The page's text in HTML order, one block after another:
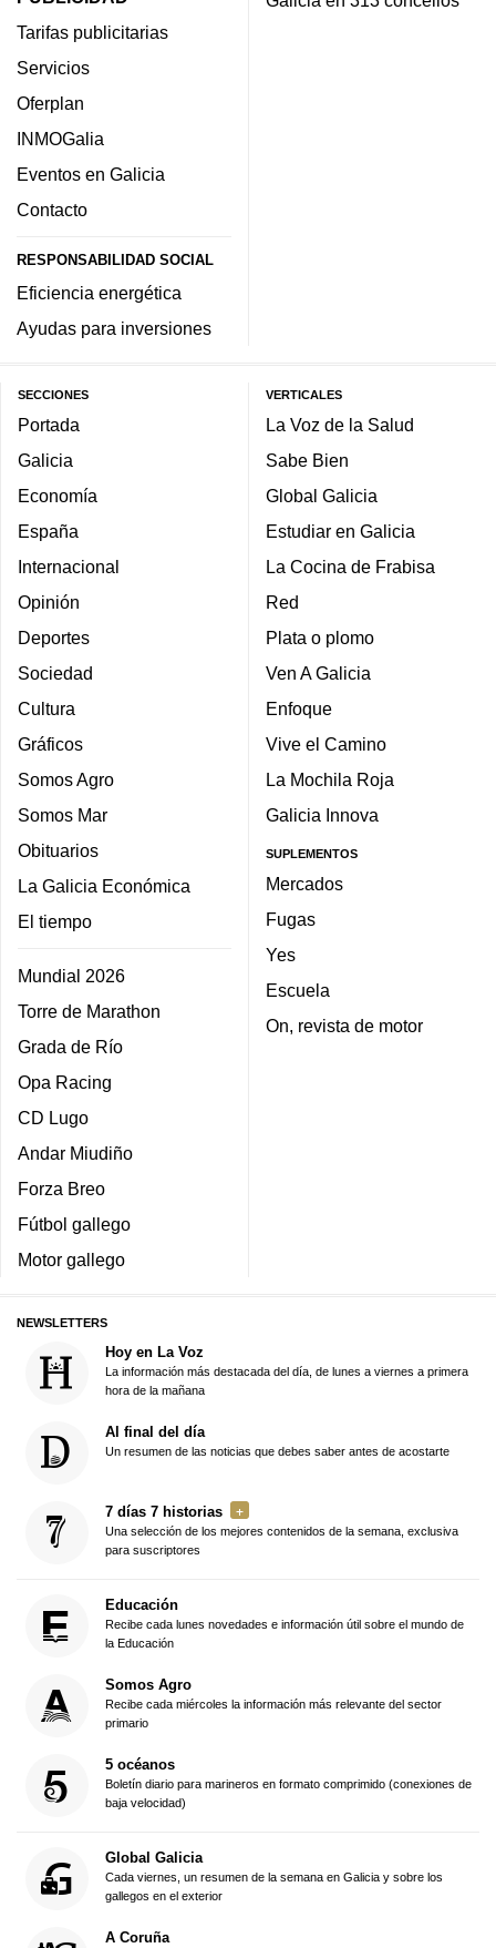
Tarifas publicitarias
Servicios
Oferplan
INMOGalia
Eventos en Galicia
Contacto
RESPONSABILIDAD SOCIAL
Eficiencia energética
Ayudas para inversiones
SECCIONES
Portada
Galicia
Economía
España
Internacional
Opinión
Deportes
Sociedad
Cultura
Gráficos
Somos Agro
Somos Mar
Obituarios
La Galicia Económica
El tiempo
Mundial 2026
Torre de Marathon
Grada de Río
Opa Racing
CD Lugo
Andar Miudiño
Forza Breo
Fútbol gallego
Motor gallego
VERTICALES
La Voz de la Salud
Sabe Bien
Global Galicia
Estudiar en Galicia
La Cocina de Frabisa
Red
Plata o plomo
Ven A Galicia
Enfoque
Vive el Camino
La Mochila Roja
Galicia Innova
SUPLEMENTOS
Mercados
Fugas
Yes
Escuela
On, revista de motor
NEWSLETTERS
Hoy en La Voz
La información más destacada del día, de lunes a viernes a primera
hora de la mañana
Al final del día
Un resumen de las noticias que debes saber antes de acostarte
7 días 7 historias
Una selección de los mejores contenidos de la semana, exclusiva
para suscriptores
Educación
Recibe cada lunes novedades e información útil sobre el mundo de
la Educación
Somos Agro
Recibe cada miércoles la información más relevante del sector
primario
5 océanos
Boletín diario para marineros en formato comprimido (conexiones de
baja velocidad)
Global Galicia
Cada viernes, un resumen de la semana en Galicia y sobre los
gallegos en el exterior
A Coruña